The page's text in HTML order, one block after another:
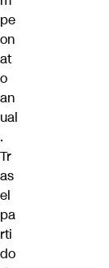
pe
on
at
o
an
ual
.
Tr
as
el
pa
rti
do